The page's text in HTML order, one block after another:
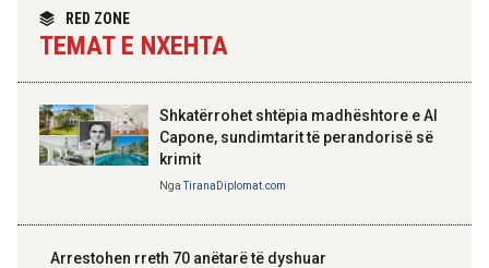
RED ZONE
TEMAT E NXEHTA
Shkatërrohet shtëpia madhështore e Al
Capone, sundimtarit të perandorisë së
krimit
NgaTiranaDiplomat.com
Arrestohen rreth 70 anëtarë të dyshuar